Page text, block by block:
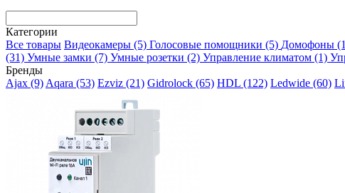
Категории
Все товары Видеокамеры (5) Голосовые помощники (5) Домофоны
(31) Умные замки (7) Умные розетки (2) Управление климатом (1)
Бренды
Ajax (9) Aqara (53) Ezviz (21) Gidrolock (65) HDL (122) Ledwide (60)